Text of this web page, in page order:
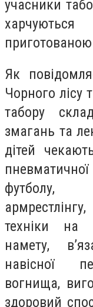
учасники
Як
Чорного лісу
табору
змагань та
дітей
футболу,
техніки на
намету,
навісної
вогнища,
здоровий